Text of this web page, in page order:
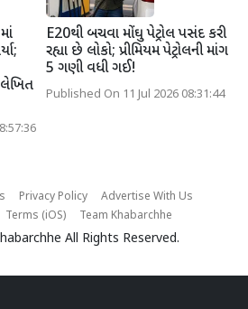
E20થી બચવા મોંઘુ પેટ્રોલ પસંદ કરી
રહ્યા છે લોકો; પ્રીમિયમ પેટ્રોલની માંગ
5 ગણી વધી ગઈ!
Published On 11 Jul 2026 08:31:44
Privacy Policy
Advertise With Us
Terms (iOS) Team Khabarchhe
All Rights Reserved.